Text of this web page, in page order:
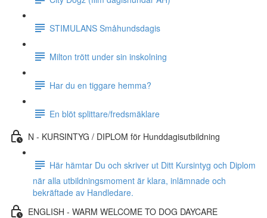
STIMULANS Småhundsdagis
Milton trött under sin inskolning
Har du en tiggare hemma?
En blöt splittare/fredsmäklare
N - KURSINTYG / DIPLOM för Hunddagisutbildning
Här hämtar Du och skriver ut Ditt Kursintyg och Diplom
när alla utbildningsmoment är klara, inlämnade och
bekräftade av Handledare.
ENGLISH - WARM WELCOME TO DOG DAYCARE